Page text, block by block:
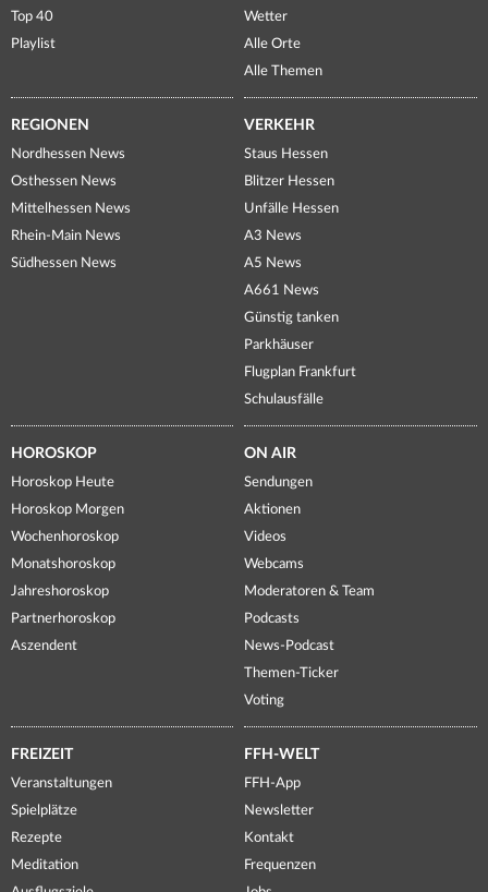
Top 40
Playlist
Wetter
Alle Orte
Alle Themen
REGIONEN
Nordhessen News
Osthessen News
Mittelhessen News
Rhein-Main News
Südhessen News
VERKEHR
Staus Hessen
Blitzer Hessen
Unfälle Hessen
A3 News
A5 News
A661 News
Günstig tanken
Parkhäuser
Flugplan Frankfurt
Schulausfälle
HOROSKOP
Horoskop Heute
Horoskop Morgen
Wochenhoroskop
Monatshoroskop
Jahreshoroskop
Partnerhoroskop
Aszendent
ON AIR
Sendungen
Aktionen
Videos
Webcams
Moderatoren & Team
Podcasts
News-Podcast
Themen-Ticker
Voting
FREIZEIT
Veranstaltungen
Spielplätze
Rezepte
Meditation
FFH-WELT
FFH-App
Newsletter
Kontakt
Frequenzen